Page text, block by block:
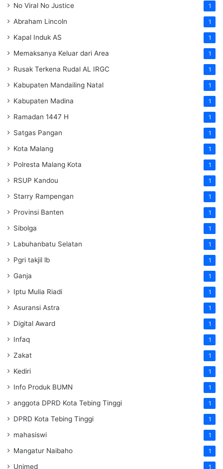
No Viral No Justice 1
Abraham Lincoln 1
Kapal Induk AS 1
Memaksanya Keluar dari Area 1
Rusak Terkena Rudal AL IRGC 1
Kabupaten Mandailing Natal 1
Kabupaten Madina 1
Ramadan 1447 H 1
Satgas Pangan 1
Kota Malang 1
Polresta Malang Kota 1
RSUP Kandou 1
Starry Rampengan 1
Provinsi Banten 1
Sibolga 1
Labuhanbatu Selatan 1
Pgri takjil lb 1
Ganja 1
Iptu Mulia Riadi 1
Asuransi Astra 1
Digital Award 1
Infaq 1
Zakat 1
Kediri 1
Info Produk BUMN 1
anggota DPRD Kota Tebing Tinggi 1
DPRD Kota Tebing Tinggi 1
mahasiswi 1
Mangatur Naibaho 1
Unimed 1